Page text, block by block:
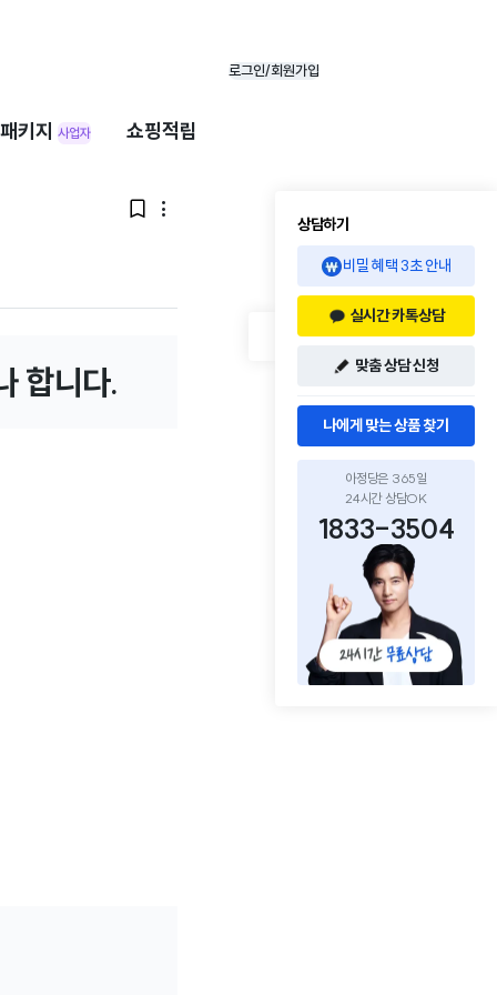
로그인/회원가입
키지 사업자 쇼핑적립
 
합니다.
상담하기
비밀 혜택 3초 안내
실시간 카톡상담
맞춤 상담 신청
나에게 맞는 상품 찾기
아정당은 365일
24시간 상담OK
1833-3504